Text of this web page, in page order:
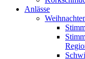
Anlässe